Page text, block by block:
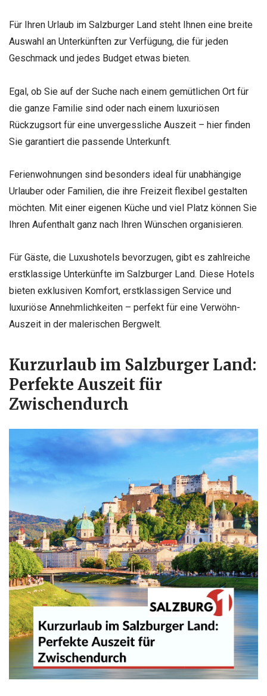
Für Ihren Urlaub im Salzburger Land steht Ihnen eine breite
Auswahl an Unterkünften zur Verfügung, die für jeden
Geschmack und jedes Budget etwas bieten.
Egal, ob Sie auf der Suche nach einem gemütlichen Ort für
die ganze Familie sind oder nach einem luxuriösen
Rückzugsort für eine unvergessliche Auszeit – hier finden
Sie garantiert die passende Unterkunft.
Ferienwohnungen sind besonders ideal für unabhängige
Urlauber oder Familien, die ihre Freizeit flexibel gestalten
möchten. Mit einer eigenen Küche und viel Platz können Sie
Ihren Aufenthalt ganz nach Ihren Wünschen organisieren.
Für Gäste, die Luxushotels bevorzugen, gibt es zahlreiche
erstklassige Unterkünfte im Salzburger Land. Diese Hotels
bieten exklusiven Komfort, erstklassigen Service und
luxuriöse Annehmlichkeiten – perfekt für eine Verwöhn-
Auszeit in der malerischen Bergwelt.
Kurzurlaub im Salzburger Land:
Perfekte Auszeit für
Zwischendurch